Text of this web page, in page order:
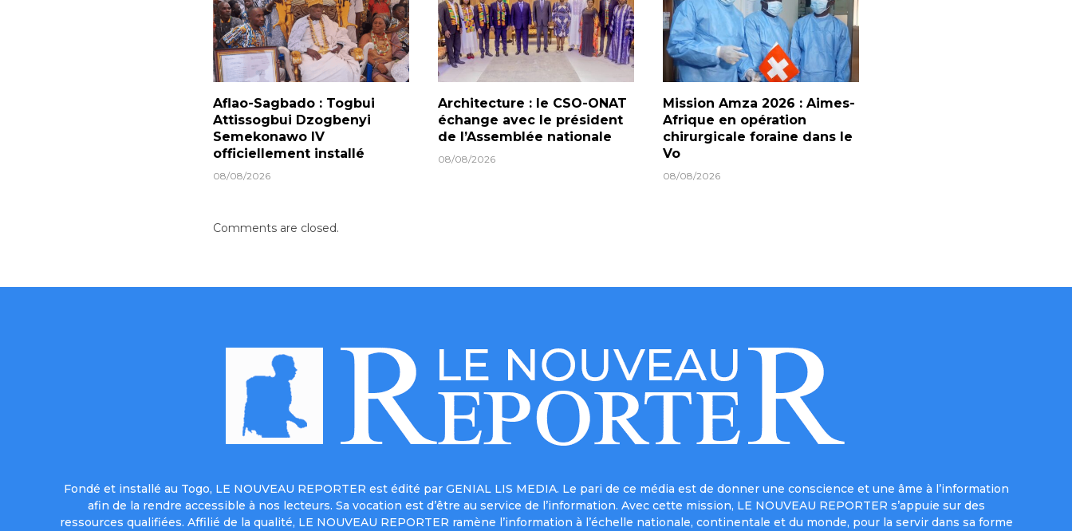
Aflao-Sagbado : Togbui
Attissogbui Dzogbenyi
Semekonawo IV
officiellement installé
08/08/2026
Architecture : le CSO-ONAT
échange avec le président
de l’Assemblée nationale
08/08/2026
Mission Amza 2026 : Aimes-
Afrique en opération
chirurgicale foraine dans le
Vo
08/08/2026
Comments are closed.
Fondé et installé au Togo, LE NOUVEAU REPORTER est édité par GENIAL LIS MEDIA. Le pari de ce média est de donner une conscience et une âme à l’information
afin de la rendre accessible à nos lecteurs. Sa vocation est d’être au service de l’information. Avec cette mission, LE NOUVEAU REPORTER s’appuie sur des
ressources qualifiées. Affilié de la qualité, LE NOUVEAU REPORTER ramène l’information à l’échelle nationale, continentale et du monde, pour la servir dans sa forme